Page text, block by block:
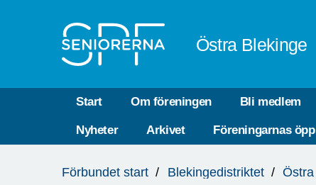
Östra Blekinge
Start Om föreningen Bli medlem
Nyheter Arkivet Föreningarnas
är
Förbundet start Blekingedistriktet